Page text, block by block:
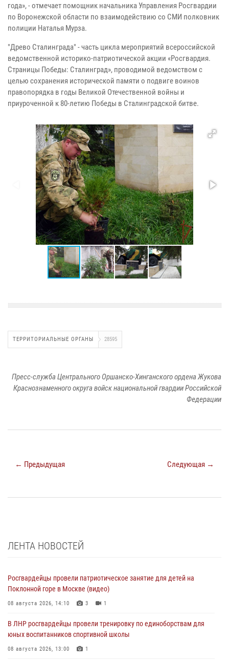
года», - отмечает помощник начальника Управления Росгвардии
по Воронежской области по взаимодействию со СМИ полковник
полиции Наталья Мурза.
"Древо Сталинграда" - часть цикла мероприятий всероссийской
ведомственной историко-патриотической акции «Росгвардия.
Страницы Победы: Сталинград», проводимой ведомством с
целью сохранения исторической памяти о подвиге воинов
правопорядка в годы Великой Отечественной войны и
приуроченной к 80-летию Победы в Сталинградской битве.
ТЕРРИТОРИАЛЬНЫЕ ОРГАНЫ 28595
Пресс-служба Центрального Оршанско-Хинганского ордена Жукова
Краснознаменного округа войск национальной гвардии Российской
Федерации
← Предыдущая Следующая →
ЛЕНТА НОВОСТЕЙ
Росгвардейцы провели патриотическое занятие для детей на
Поклонной горе в Москве (видео)
08 августа 2026, 14:10 3 1
В ЛНР росгвардейцы провели тренировку по единоборствам для
юных воспитанников спортивной школы
08 августа 2026, 13:00 1